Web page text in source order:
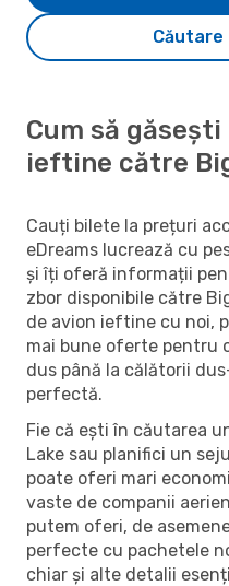
Căutare
Cum să
ieftine către
Cauți bilete la prețuri
eDreams lucrează cu
și îți oferă informații
zbor disponibile către
de avion ieftine cu noi,
mai bune oferte pentru
dus până la călătorii
perfectă.
Fie că ești în căutarea
Lake sau planifici un
poate oferi mari
vaste de companii
putem oferi, de
perfecte cu pachetele
chiar și alte detalii